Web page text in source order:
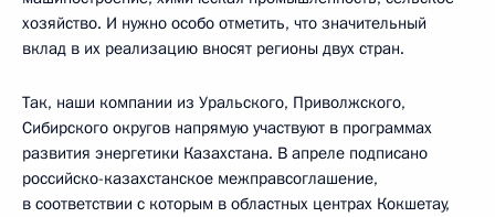
хозяйство. И нужно особо отметить, что значительный
вклад в их реализацию вносят регионы двух стран.
Так, наши компании из Уральского, Приволжского,
Сибирского округов напрямую участвуют в программах
развития энергетики Казахстана. В апреле подписано
российско-казахстанское межправсоглашение,
в соответствии с которым в областных центрах Кокшетау,